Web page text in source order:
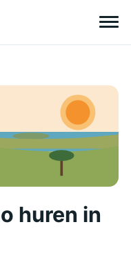
huren in